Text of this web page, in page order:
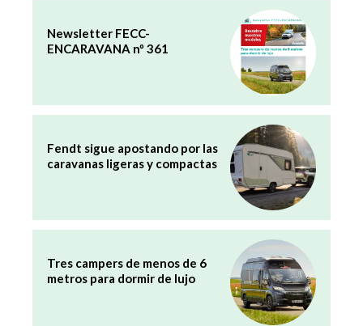
Newsletter FECC-
ENCARAVANA nº 361
Fendt sigue apostando por las
caravanas ligeras y compactas
Tres campers de menos de 6
metros para dormir de lujo